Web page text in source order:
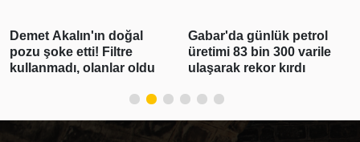
Gabar'da günlük petrol
üretimi 83 bin 300 varile
ulaşarak rekor kırdı
Polis Meslek
Yüksekokullarına 3 bin
250 öğrenci alınacak